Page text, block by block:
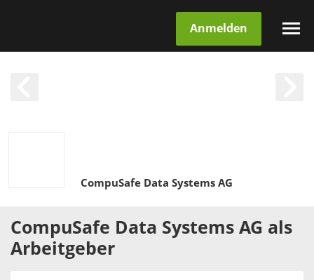
Anmelden
CompuSafe Data Systems AG
CompuSafe Data Systems AG als
Arbeitgeber